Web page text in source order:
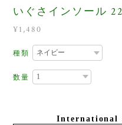
いぐさインソール
¥1,480
種類
数量
International